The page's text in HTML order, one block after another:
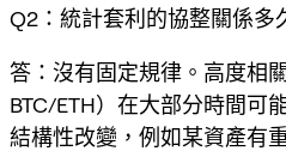
Q2：統計套利的協整關係多
答：沒有固定規律。高度相
BTC/ETH）在大部分時間可
結構性改變，例如某資產有